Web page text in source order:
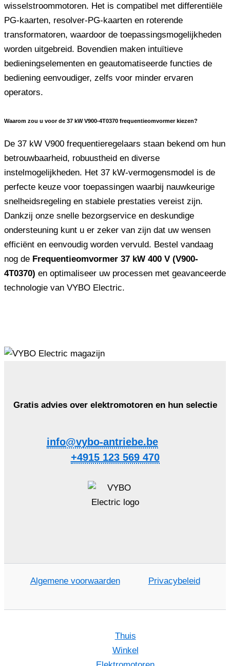
wisselstroommotoren. Het is compatibel met differentiële
PG-kaarten, resolver-PG-kaarten en roterende
transformatoren, waardoor de toepassingsmogelijkheden
worden uitgebreid. Bovendien maken intuïtieve
bedieningselementen en geautomatiseerde functies de
bediening eenvoudiger, zelfs voor minder ervaren
operators.
Waarom zou u voor de 37 kW V900-4T0370 frequentieomvormer kiezen?
De 37 kW V900 frequentieregelaars staan ​​bekend om hun
betrouwbaarheid, robuustheid en diverse
instelmogelijkheden. Het 37 kW-vermogensmodel is de
perfecte keuze voor toepassingen waarbij nauwkeurige
snelheidsregeling en stabiele prestaties vereist zijn.
Dankzij onze snelle bezorgservice en deskundige
ondersteuning kunt u er zeker van zijn dat uw wensen
efficiënt en eenvoudig worden vervuld. Bestel vandaag
nog de Frequentieomvormer 37 kW 400 V (V900-
4T0370) en optimaliseer uw processen met geavanceerde
technologie van VYBO Electric.
Gratis advies over elektromotoren en hun selectie
info@vybo-antriebe.be
+4915 123 569 470
Algemene voorwaarden Privacybeleid
Thuis
Winkel